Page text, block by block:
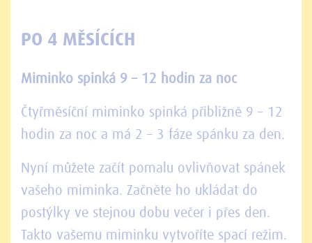
PO 4 MĚSÍCÍCH
Miminko spinká 9 – 12 hodin za noc
Čtyřměsíční miminko spinká přibližně 9 – 12
hodin za noc a má 2 – 3 fáze spánku za den.
Nyní můžete začít pomalu ovlivňovat spánek
vašeho miminka. Začněte ho ukládat do
postýlky ve stejnou dobu večer i přes den.
Takto vašemu miminku vytvoříte spací režim.